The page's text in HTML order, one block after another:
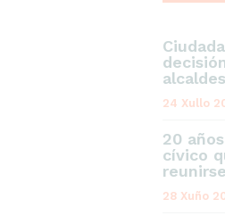
24 Xullo
20
cívico
28 Xuño